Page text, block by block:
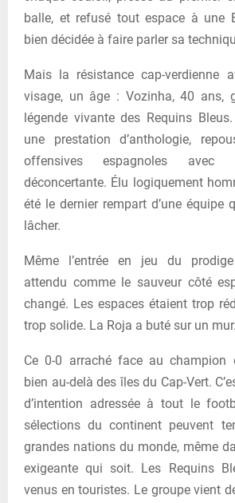
balle, et refusé tout espace à une
bien décidée à faire parler sa
Mais la résistance cap-verdienne
visage, un âge : Vozinha, 40 ans,
légende vivante des Requins
une prestation d’anthologie,
offensives espagnoles avec
déconcertante. Élu logiquement
été le dernier rempart d’une équipe
lâcher.
Même l’entrée en jeu du
attendu comme le sauveur côté
changé. Les espaces étaient trop
trop solide. La Roja a buté sur un mur.
Ce 0-0 arraché face au champion
bien au-delà des îles du Cap-Vert.
d’intention adressée à tout le
sélections du continent peuvent
grandes nations du monde, même
exigeante qui soit. Les Requins
venus en touristes. Le groupe vient